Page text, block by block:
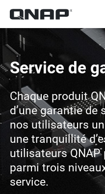
Service de
Chaque produit
d’une garantie de
nos utilisateurs
une tranquillité
utilisateurs QNAP
parmi trois
service.